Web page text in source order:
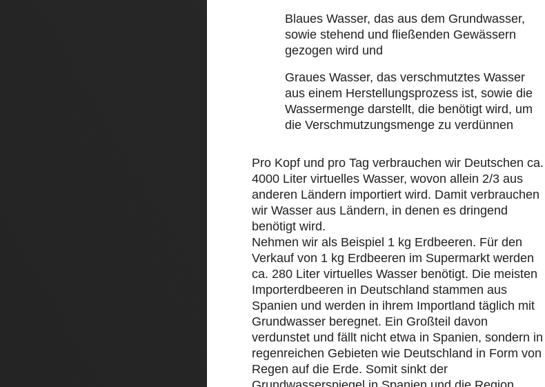
Blaues Wasser, das aus dem Grundwasser,
sowie stehend und fließenden Gewässern
gezogen wird und
Graues Wasser, das verschmutztes Wasser
aus einem Herstellungsprozess ist, sowie die
Wassermenge darstellt, die benötigt wird, um
die Verschmutzungsmenge zu verdünnen
Pro Kopf und pro Tag verbrauchen wir Deutschen ca.
4000 Liter virtuelles Wasser, wovon allein 2/3 aus
anderen Ländern importiert wird. Damit verbrauchen
wir Wasser aus Ländern, in denen es dringend
benötigt wird.
Nehmen wir als Beispiel 1 kg Erdbeeren. Für den
Verkauf von 1 kg Erdbeeren im Supermarkt werden
ca. 280 Liter virtuelles Wasser benötigt. Die meisten
Importerdbeeren in Deutschland stammen aus
Spanien und werden in ihrem Importland täglich mit
Grundwasser beregnet. Ein Großteil davon
verdunstet und fällt nicht etwa in Spanien, sondern in
regenreichen Gebieten wie Deutschland in Form von
Regen auf die Erde. Somit sinkt der